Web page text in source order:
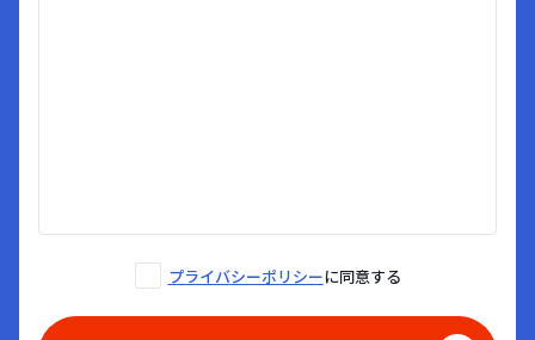
プライバシーポリシーに同意する